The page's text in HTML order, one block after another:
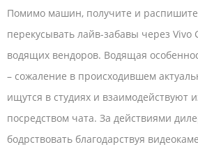
Помимо машин, получите и
перекусывать лайв-забавы через Vivo
водящих вендоров. Водящая
– сожаление в происходившем
ищутся в студиях и взаимодействуют
посредством чата. За действиями
бодрствовать благодарствуя